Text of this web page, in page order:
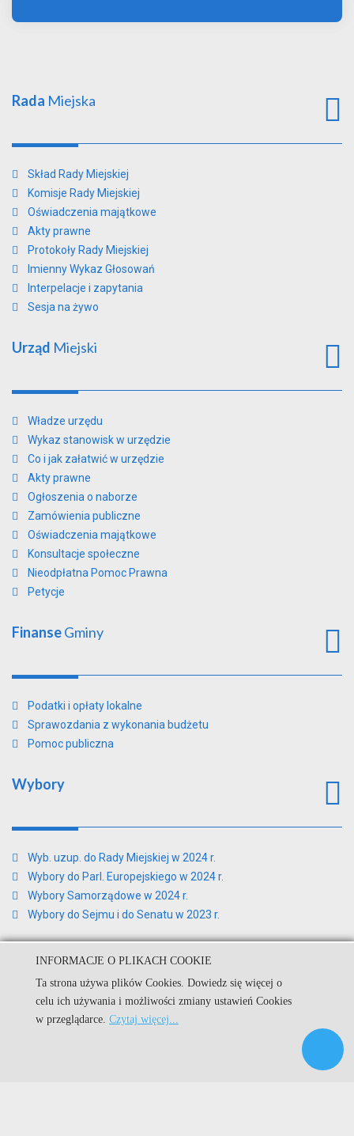
Rada Miejska
Skład Rady Miejskiej
Komisje Rady Miejskiej
Oświadczenia majątkowe
Akty prawne
Protokoły Rady Miejskiej
Imienny Wykaz Głosowań
Interpelacje i zapytania
Sesja na żywo
Urząd Miejski
Władze urzędu
Wykaz stanowisk w urzędzie
Co i jak załatwić w urzędzie
Akty prawne
Ogłoszenia o naborze
Zamówienia publiczne
Oświadczenia majątkowe
Konsultacje społeczne
Nieodpłatna Pomoc Prawna
Petycje
FinanseGminy
Podatki i opłaty lokalne
Sprawozdania z wykonania budżetu
Pomoc publiczna
Wybory
Wyb. uzup. do Rady Miejskiej w 2024 r.
Wybory do Parl. Europejskiego w 2024 r.
Wybory Samorządowe w 2024 r.
Wybory do Sejmu i do Senatu w 2023 r.
© Urząd Miejski w Kamieniu Krajeńskim.
INFORMACJE O PLIKACH COOKIE
Ta strona używa plików Cookies. Dowiedz się więcej o
celu ich używania i możliwości zmiany ustawień Cookies
w przeglądarce. Czytaj więcej...